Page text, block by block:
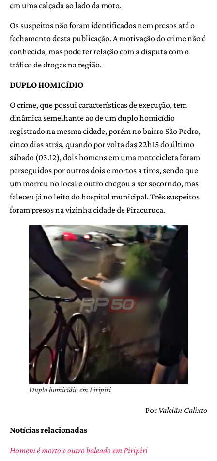
em uma calçada ao lado da moto.
Os suspeitos não foram identificados nem presos até o
fechamento desta publicação. A motivação do crime não é
conhecida, mas pode ter relação com a disputa com o
tráfico de drogas na região.
DUPLO HOMICÍDIO
O crime, que possui características de execução, tem
dinâmica semelhante ao de um duplo homicídio
registrado na mesma cidade, porém no bairro São Pedro,
cinco dias atrás, quando por volta das 22h15 do último
sábado (03.12), dois homens em uma motocicleta foram
perseguidos por outros dois e mortos a tiros, sendo que
um morreu no local e outro chegou a ser socorrido, mas
faleceu já no leito do hospital municipal. Três suspeitos
foram presos na vizinha cidade de Piracuruca.
Duplo homicídio em Piripiri
Por Valciãn Calixto
Notícias relacionadas
Homem é morto e outro baleado em Piripiri